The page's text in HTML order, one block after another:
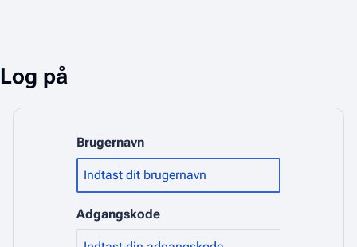
Log på
Brugernavn
Adgangskode